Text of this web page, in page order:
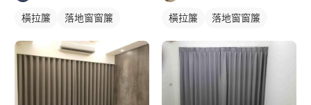
橫拉簾 落地窗窗簾 橫拉簾 落地窗窗簾